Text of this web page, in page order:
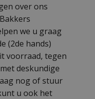
over ons
we u graag
(2de hands)
voorraad, tegen
deskundige
nog of stuur
u ook het